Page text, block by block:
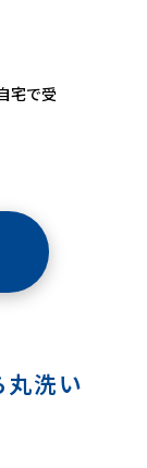
宅で受
丸洗い